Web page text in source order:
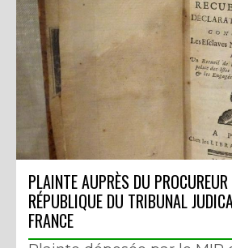
PLAINTE AUPRÈS DU
RÉPUBLIQUE DU TRIBUNAL
FRANCE